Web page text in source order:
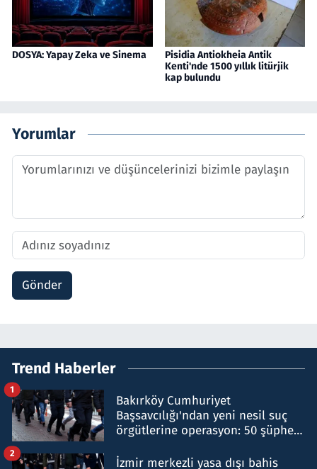
DOSYA: Yapay Zeka ve Sinema
Pisidia Antiokheia Antik
Kenti'nde 1500 yıllık litürjik
kap bulundu
Yorumlar
Gönder
Trend Haberler
Bakırköy Cumhuriyet
Başsavcılığı'ndan yeni nesil suç
örgütlerine operasyon: 50 şüpheli
1
İzmir merkezli yasa dışı bahis
2